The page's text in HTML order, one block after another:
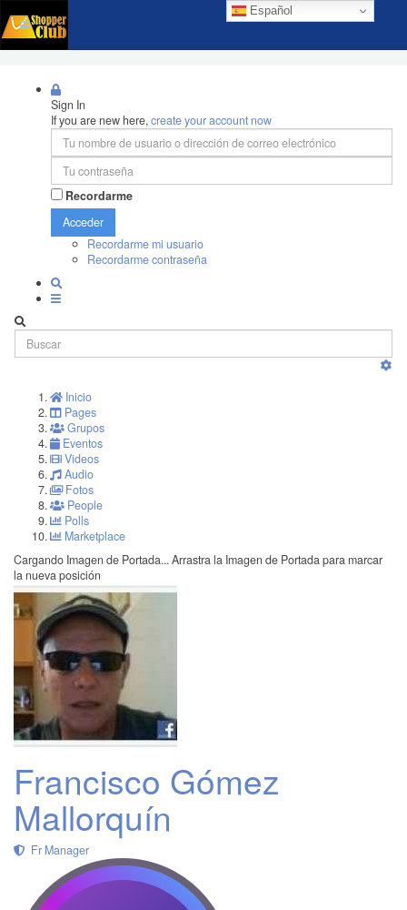
Español
Sign In
If you are new here,create your account now
Recordarme
Acceder
Recordarme mi usuario
Recordarme contraseña
Inicio
Pages
Grupos
Eventos
Videos
Audio
Fotos
People
Polls
Marketplace
Cargando Imagen de Portada... Arrastra la Imagen de Portada para marcar
la nueva posición
Francisco Gómez
Mallorquín
Fr Manager